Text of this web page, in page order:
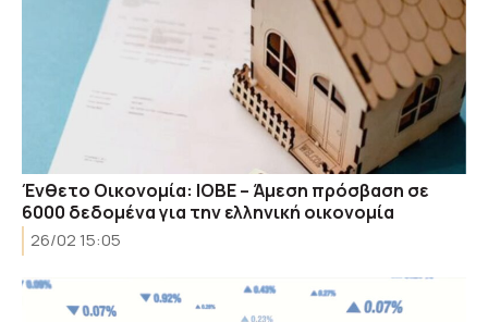
Ένθετο Οικονομία: ΙΟΒΕ – Άμεση πρόσβαση σε
6000 δεδομένα για την ελληνική οικονομία
26/02 15:05